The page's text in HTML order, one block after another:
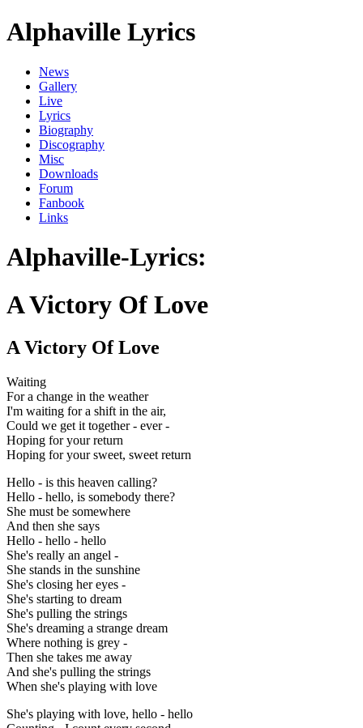
Alphaville Lyrics
News
Gallery
Live
Lyrics
Biography
Discography
Misc
Downloads
Forum
Fanbook
Links
Alphaville-Lyrics:
A Victory Of Love
A Victory Of Love
Waiting
For a change in the weather
I'm waiting for a shift in the air,
Could we get it together - ever -
Hoping for your return
Hoping for your sweet, sweet return
Hello - is this heaven calling?
Hello - hello, is somebody there?
She must be somewhere
And then she says
Hello - hello - hello
She's really an angel -
She stands in the sunshine
She's closing her eyes -
She's starting to dream
She's pulling the strings
She's dreaming a strange dream
Where nothing is grey -
Then she takes me away
And she's pulling the strings
When she's playing with love
She's playing with love, hello - hello